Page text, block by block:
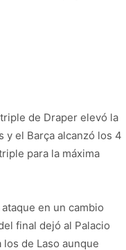
de Draper elevó la
y el Barça alcanzó los 4
para la máxima
en un cambio
final dejó al Palacio
de Laso aunque